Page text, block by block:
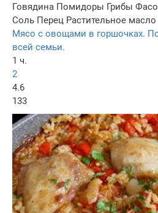
Говядина Помидоры Грибы
Соль Перец Растительное масло
Мясо с овощами в горшочках.
всей семьи.
1 ч.
2
4.6
133